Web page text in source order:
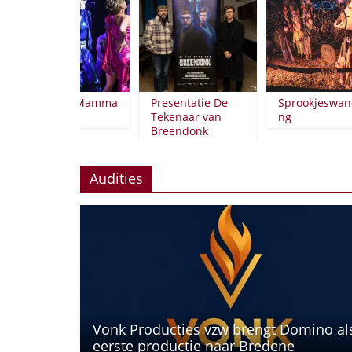
Première Mamma
Presentatie De
Tekenaar van
Breendonk
Audities
Vonk Producties vzw brengt Domino
eerste productie naar Bredene